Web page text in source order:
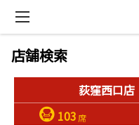
店舗検索
荻窪西口店
103 席